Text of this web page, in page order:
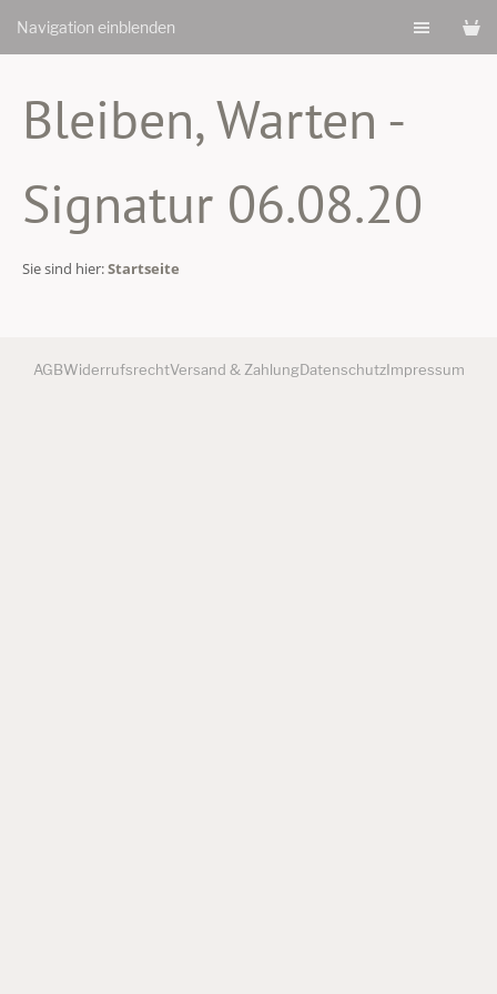
Navigation einblenden
Bleiben, Warten -
Signatur 06.08.20
Sie sind hier:Startseite
AGBWiderrufsrechtVersand & ZahlungDatenschutzImpressum